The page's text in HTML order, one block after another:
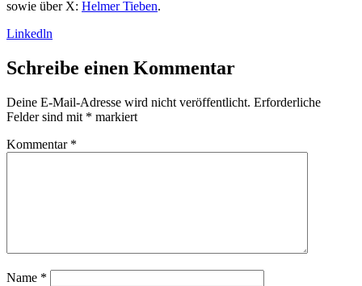
sowie über X: Helmer Tieben.
Linkedln
Schreibe einen Kommentar
Deine E-Mail-Adresse wird nicht veröffentlicht. Erforderliche
Felder sind mit * markiert
Kommentar *
Name *